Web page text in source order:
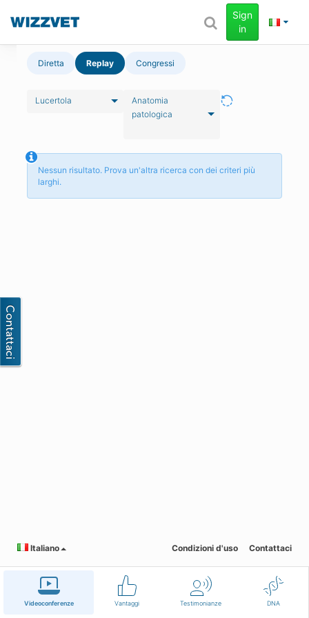
Videoconferenze Vantaggi Testimonianze DNA
Sign
in
Diretta Replay Congressi
Lucertola
Anatomia
patologica
Nessun risultato. Prova un'altra ricerca con dei criteri più
larghi.
Italiano Condizioni d'uso Contattaci